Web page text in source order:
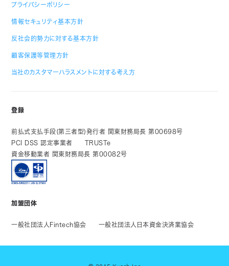
プライバシーポリシー
情報セキュリティ基本方針
反社会的勢力に対する基本方針
顧客保護等管理方針
当社のカスタマーハラスメントに対する考え方
登録
前払式支払手段(第三者型)発行者 関東財務局長 第00698号
PCI DSS 認定事業者
TRUSTe
資金移動業者 関東財務局長 第00082号
加盟団体
一般社団法人Fintech協会 一般社団法人日本資金決済業協会